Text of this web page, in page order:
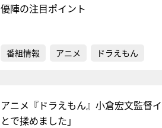
優陣の注目ポイント
番組情報 アニメ ドラえもん
アニメ『ドラえもん』小倉宏文監督
とで揉めました」